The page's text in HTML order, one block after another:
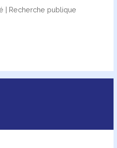
| Recherche publique